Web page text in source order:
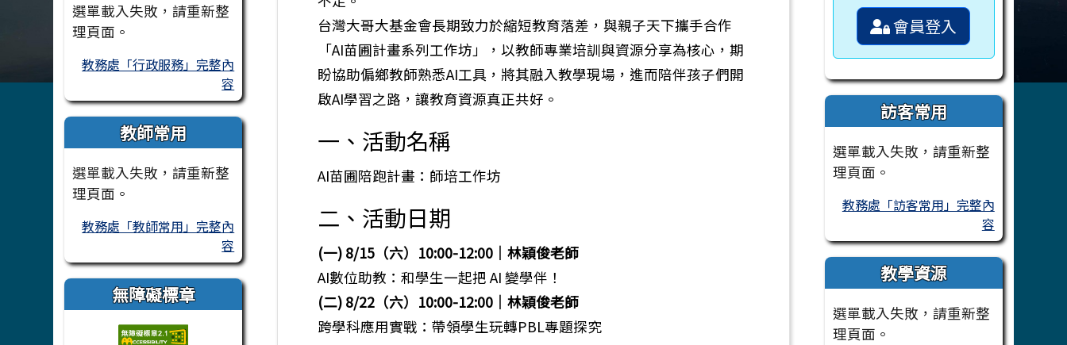
選單載入失敗，請重新整
理頁面。
教務處「行政服務」完整內
容
教師常用
選單載入失敗，請重新整
理頁面。
教務處「教師常用」完整內
容
無障礙標章
台灣大哥大基金會長期致力於縮短教育落差，與親子天下攜手合作
「AI苗圃計畫系列工作坊」，以教師專業培訓與資源分享為核心，期
盼協助偏鄉教師熟悉AI工具，將其融入教學現場，進而陪伴孩子們開
啟AI學習之路，讓教育資源真正共好。
一、活動名稱
AI苗圃陪跑計畫：師培工作坊
二、活動日期
(一) 8/15（六）10:00-12:00｜林穎俊老師
AI數位助教：和學生一起把 AI 變學伴！
(二) 8/22（六）10:00-12:00｜林穎俊老師
跨學科應用實戰：帶領學生玩轉PBL專題探究
會員登入
訪客常用
選單載入失敗，請重新整
理頁面。
教務處「訪客常用」完整內
容
教學資源
選單載入失敗，請重新整
理頁面。